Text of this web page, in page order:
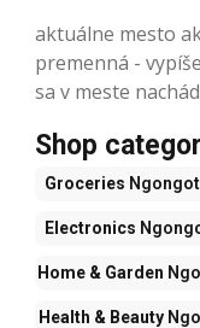
aktuálne mesto
premenná -
sa v meste
Shop
Groceries
Electronics
Home & Garden
Health & Beauty